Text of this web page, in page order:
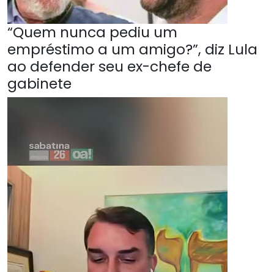
“Quem nunca pediu um
empréstimo a um amigo?”, diz Lula
ao defender seu ex-chefe de
gabinete